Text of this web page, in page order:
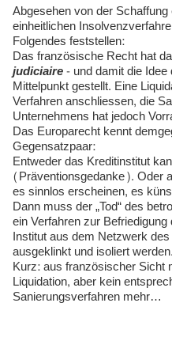
Abgesehen von der
einheitlichen
Folgendes feststellen:
Das französische Recht hat
judiciaire- und damit die
Mittelpunkt gestellt. Eine
Verfahren anschliessen, die
Unternehmens hat jedoch
Das Europarecht kennt
Gegensatzpaar:
Entweder das Kreditinstitut
(Präventionsgedanke). Oder
es sinnlos erscheinen, es
Dann muss der „Tod“ des
ein Verfahren zur
Institut aus dem Netzwerk
ausgeklinkt und isoliert werden.
Kurz: aus französischer Sicht
Liquidation, aber kein
Sanierungsverfahren mehr…